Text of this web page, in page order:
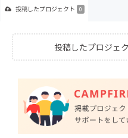
投稿したプロジェクト 0
投稿したプロジェ